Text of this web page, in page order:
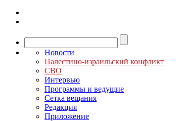
Новости
Палестино-израильский конфликт
СВО
Интервью
Программы и ведущие
Сетка вещания
Редакция
Приложение